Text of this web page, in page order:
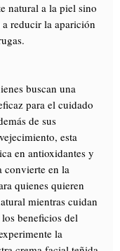
natural a la piel sino
reducir la aparición
buscan una
para el cuidado
de sus
esta
en antioxidantes y
convierte en la
quienes quieren
mientras cuidan
beneficios del
la